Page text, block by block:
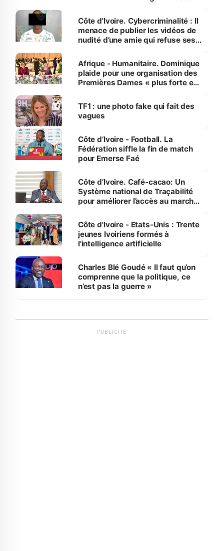
des Transports
Côte d'Ivoire. Cybercriminalité : Il
menace de publier les vidéos de
nudité d’une amie qui refuse ses
Afrique - Humanitaire. Dominique
plaide pour une organisation des
Premières Dames « plus forte et
sur la scène internationale »
TF1 : une photo fake qui fait des
vagues
Côte d’Ivoire - Football. La
Fédération siffle la fin de match
pour Emerse Faé
Côte d’Ivoire. Café-cacao: Un
Système national de Traçabilité
pour améliorer l’accès au marché
Côte d'Ivoire - Etats-Unis : Trente
jeunes Ivoiriens formés à
l'intelligence artificielle
Charles Blé Goudé « Il faut qu’on
comprenne que la politique, ce
n’est pas la guerre »
PUBLICITÉ